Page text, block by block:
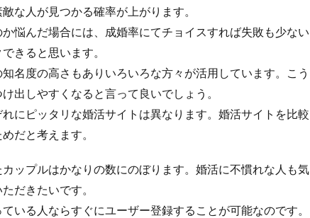
な人が見つかる確率が上がります。
悩んだ場合には、成婚率にてチョイスすれば失敗も少ない
きると思います。
名度の高さもありいろいろな方々が活用しています。こう
出しやすくなると言って良いでしょう。
にピッタリな婚活サイトは異なります。婚活サイトを比較
だと考えます。
ップルはかなりの数にのぼります。婚活に不慣れな人も気
だきたいです。
いる人ならすぐにユーザー登録することが可能なのです。